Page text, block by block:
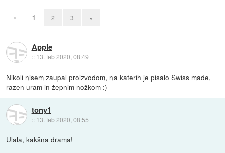
« 1 2 3 »
Apple
:: 13. feb 2020, 08:49
Nikoli nisem zaupal proizvodom, na katerih je pisalo Swiss made,
razen uram in žepnim nožkom :)
tony1
:: 13. feb 2020, 08:55
Ulala, kakšna drama!